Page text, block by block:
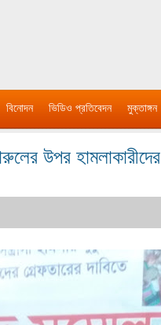
বিনোদন ভিডিও প্রতিবেদন মুক্তাঙ্গন
উপর